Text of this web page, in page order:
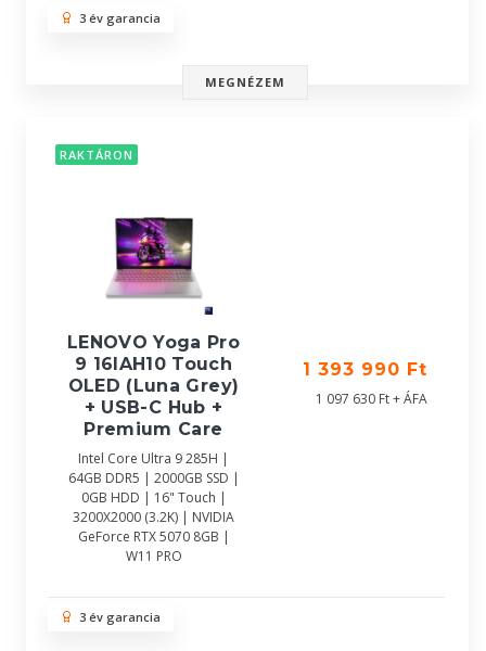
3 év garancia
MEGNÉZEM
RAKTÁRON
LENOVO Yoga Pro
9 16IAH10 Touch
OLED (Luna Grey)
+ USB-C Hub +
Premium Care
Intel Core Ultra 9 285H |
64GB DDR5 | 2000GB SSD |
0GB HDD | 16" Touch |
3200X2000 (3.2K) | NVIDIA
GeForce RTX 5070 8GB |
W11 PRO
1 393 990 Ft
1 097 630 Ft + ÁFA
3 év garancia